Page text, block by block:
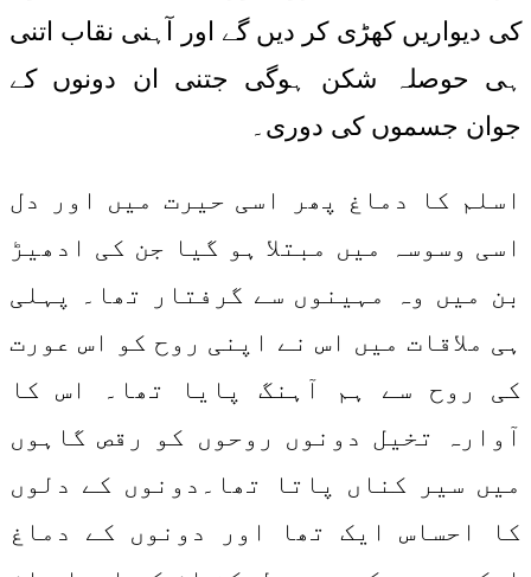
کی دیواریں کھڑی کر دیں گے اور آہنی نقاب اتنی
ہی حوصلہ شکن ہوگی جتنی ان دونوں کے
جوان جسموں کی دوری۔
اسلم کا دماغ پھر اسی حیرت میں اور دل
اسی وسوسہ میں مبتلا ہو گیا جن کی ادھیڑ
بن میں وہ مہینوں سے گرفتار تھا۔ پہلی
ہی ملاقات میں اس نے اپنی روح کو اس عورت
کی روح سے ہم آہنگ پایا تھا۔ اس کا
آوارہ تخیل دونوں روحوں کو رقص گاہوں
میں سیر کناں پاتا تھا۔دونوں کے دلوں
کا احساس ایک تھا اور دونوں کے دماغ